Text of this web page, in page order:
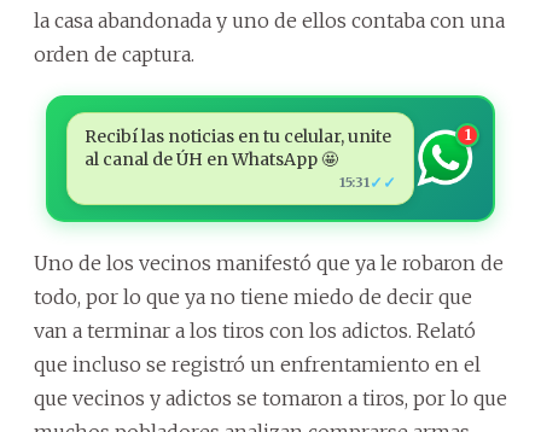
la casa abandonada y uno de ellos contaba con una
orden de captura.
Recibí las noticias en tu celular, unite
al canal de ÚH en WhatsApp 🤩
15:31 ✓✓
1
Uno de los vecinos manifestó que ya le robaron de
todo, por lo que ya no tiene miedo de decir que
van a terminar a los tiros con los adictos. Relató
que incluso se registró un enfrentamiento en el
que vecinos y adictos se tomaron a tiros, por lo que